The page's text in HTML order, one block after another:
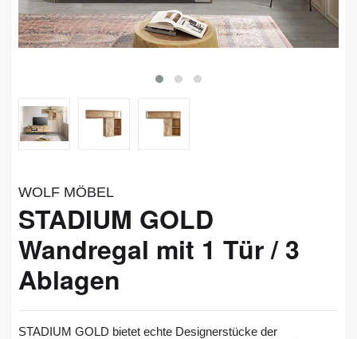
WOLF MÖBEL
STADIUM GOLD
Wandregal mit 1 Tür / 3
Ablagen
STADIUM GOLD bietet echte Designerstücke der